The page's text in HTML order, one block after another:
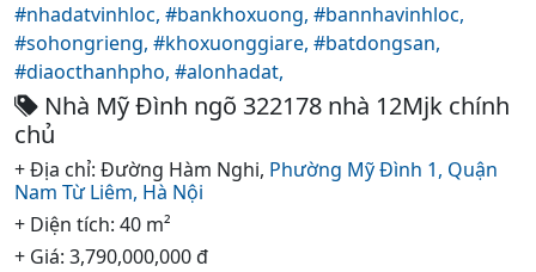
#nhadatvinhloc, #bankhoxuong, #bannhavinhloc,
#sohongrieng, #khoxuonggiare, #batdongsan,
#diaocthanhpho, #alonhadat,
Nhà Mỹ Đình ngõ 322178 nhà 12Mjk chính
chủ
+ Địa chỉ: Đường Hàm Nghi, Phường Mỹ Đình 1, Quận
Nam Từ Liêm, Hà Nội
+ Diện tích: 40 m²
+ Giá: 3,790,000,000 đ